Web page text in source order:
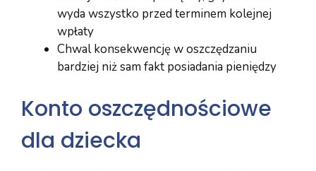
wyda wszystko przed terminem kolejnej
wpłaty
Chwal konsekwencję w oszczędzaniu
bardziej niż sam fakt posiadania pieniędzy
Konto oszczędnościowe
dla dziecka